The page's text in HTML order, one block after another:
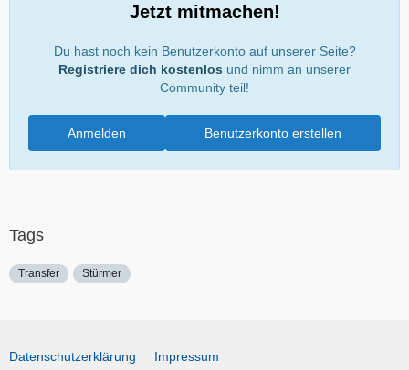
Jetzt mitmachen!
Du hast noch kein Benutzerkonto auf unserer Seite?
Registriere dich kostenlos und nimm an unserer
Community teil!
Benutzerkonto erstellen
Anmelden
Tags
Transfer Stürmer
Datenschutzerklärung Impressum